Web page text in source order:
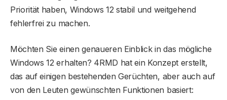
Priorität haben, Windows 12 stabil und weitgehend
fehlerfrei zu machen.
Möchten Sie einen genaueren Einblick in das mögliche
Windows 12 erhalten? 4RMD hat ein Konzept erstellt,
das auf einigen bestehenden Gerüchten, aber auch auf
von den Leuten gewünschten Funktionen basiert: